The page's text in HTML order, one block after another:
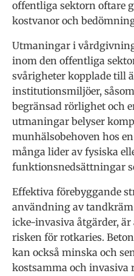
offentliga sektorn oftare
kostvanor och
Utmaningar i
inom den offentliga
svårigheter kopplade till
institutionsmiljöer,
begränsad rörlighet och
utmaningar belyser
munhälsobehoven hos
många lider av fysiska
funktionsnedsättningar
Effektiva förebyggande
användning av
icke-invasiva åtgärder,
risken för rotkaries.
kan också minska och
kostsamma och invasiva